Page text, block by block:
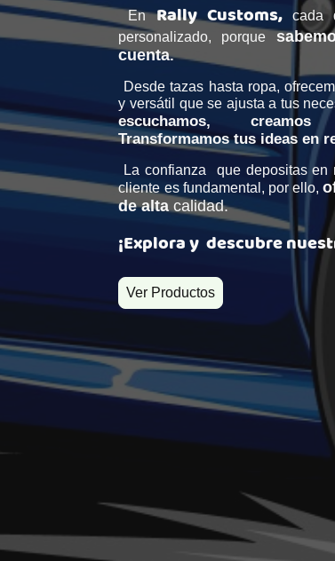
EnRally Customs,cada
personalizado, porque
cuenta.
Desde tazas hasta ropa,
y versátil que se ajusta a tus
escuchamos,
Transformamos tus ideas en
La confianza que depositas en
cliente es fundamental, por ello,
de altacalidad.
¡Explora y descubre
Ver Productos